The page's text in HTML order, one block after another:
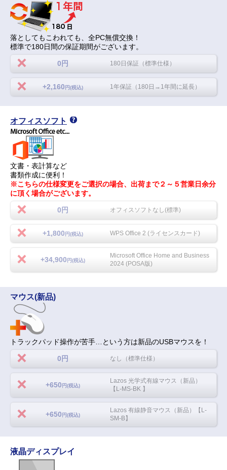
落としてもこわれても、全PC無償交換！
標準で180日間の保証期間がございます。
0円 180日保証（標準仕様）
+2,160 円(税込) 1年保証（180日→1年間に延長）
オフィスソフト
文書・表計算など
書類作成に便利！
※こちらの仕様変更をご選択の場合、出荷まで２～５営業日余分
に頂く場合がございます。
0円 オフィスソフトなし(標準)
+1,800 円(税込) WPS Office 2 (ライセンスカード)
+34,900 円(税込)
Microsoft Office Home and Business
2024 (POSA版)
マウス(新品)
トラックパッド操作が苦手…という方は新品のUSBマウスを！
0円 なし（標準仕様）
+650 円(税込)
Lazos 光学式有線マウス（新品）
【L-MS-BK 】
+650 円(税込)
Lazos 有線静音マウス（新品）【L-
SM-B】
液晶ディスプレイ